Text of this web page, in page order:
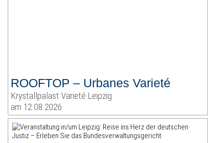
ROOFTOP – Urbanes Varieté
Krystallpalast Varieté Leipzig
am 12.08.2026